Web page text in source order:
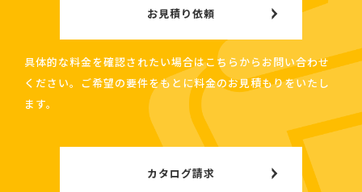
お見積り依頼
具体的な料金を確認されたい場合はこちらからお問い合わせ
ください。ご希望の要件をもとに料金のお見積もりをいたし
ます。
カタログ請求